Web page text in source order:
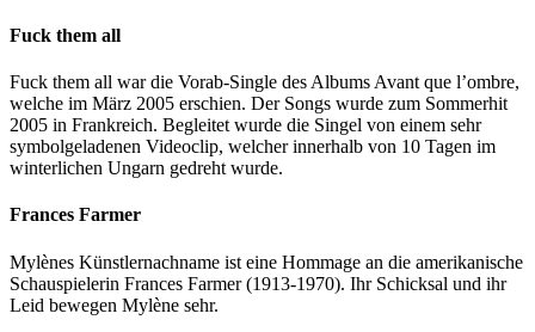
Fuck them all
Fuck them all war die Vorab-Single des Albums Avant que l’ombre,
welche im März 2005 erschien. Der Songs wurde zum Sommerhit
2005 in Frankreich. Begleitet wurde die Singel von einem sehr
symbolgeladenen Videoclip, welcher innerhalb von 10 Tagen im
winterlichen Ungarn gedreht wurde.
Frances Farmer
Mylènes Künstlernachname ist eine Hommage an die amerikanische
Schauspielerin Frances Farmer (1913-1970). Ihr Schicksal und ihr
Leid bewegen Mylène sehr.